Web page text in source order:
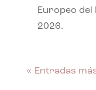
Europeo del
2026.
« Entradas